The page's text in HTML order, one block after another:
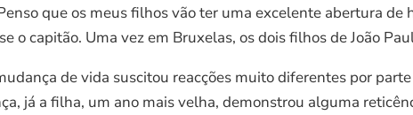
que os meus filhos vão ter uma excelente abertura
o capitão. Uma vez em Bruxelas, os dois filhos de João
de vida suscitou reacções muito diferentes por
já a filha, um ano mais velha, demonstrou alguma